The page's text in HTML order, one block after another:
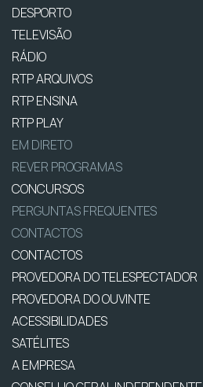
DESPORTO
TELEVISÃO
RÁDIO
RTP ARQUIVOS
RTP ENSINA
RTP PLAY
EM DIRETO
REVER PROGRAMAS
CONCURSOS
PERGUNTAS FREQUENTES
CONTACTOS
CONTACTOS
PROVEDORA DO TELESPECTADOR
PROVEDORA DO OUVINTE
ACESSIBILIDADES
SATÉLITES
A EMPRESA